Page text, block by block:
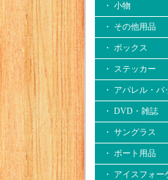
・ 小物
・ その他用品
・ ボックス
・ ステッカー
・ アパレル・バ
・ DVD・雑誌
・ サングラス
・ ボート用品
・ アイスフォー